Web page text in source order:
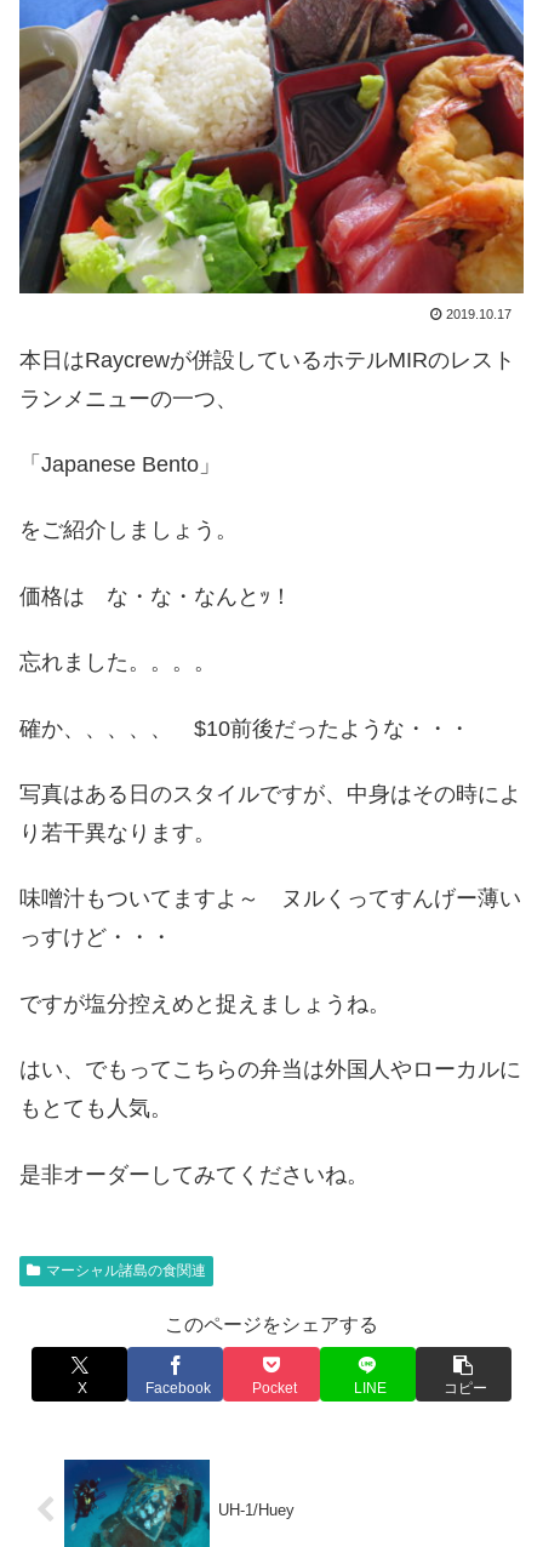
2019.10.17
本日はRaycrewが併設しているホテルMIRのレスト
ランメニューの一つ、
「Japanese Bento」
をご紹介しましょう。
価格は な・な・なんとｯ！
忘れました。。。。
確か、、、、、 $10前後だったような・・・
写真はある日のスタイルですが、中身はその時によ
り若干異なります。
味噌汁もついてますよ～ ヌルくってすんげー薄い
っすけど・・・
ですが塩分控えめと捉えましょうね。
はい、でもってこちらの弁当は外国人やローカルに
もとても人気。
是非オーダーしてみてくださいね。
マーシャル諸島の食関連
このページをシェアする
X Facebook Pocket LINE コピー
UH-1/Huey